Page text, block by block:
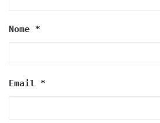
Nome *
Email *